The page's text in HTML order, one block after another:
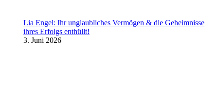
Lia Engel: Ihr unglaubliches Vermögen & die Geheimnisse
ihres Erfolgs enthüllt!
3. Juni 2026